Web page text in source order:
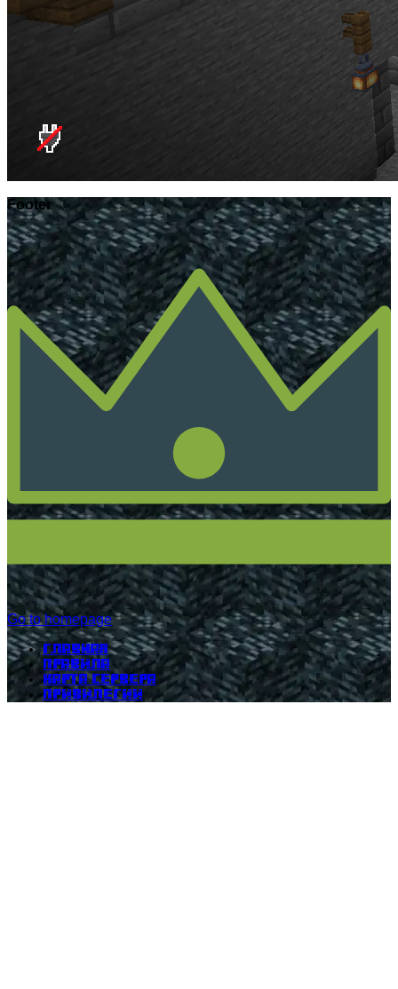
Footer
Go to homepage
Главная
Правила
Карта сервера
Привилегии